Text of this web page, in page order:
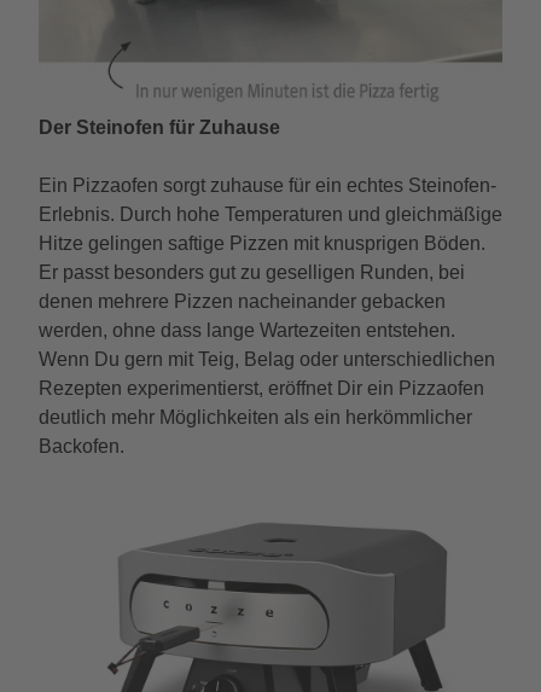
Der Steinofen für Zuhause
Ein Pizzaofen sorgt zuhause für ein echtes Steinofen-
Erlebnis. Durch hohe Temperaturen und gleichmäßige
Hitze gelingen saftige Pizzen mit knusprigen Böden.
Er passt besonders gut zu geselligen Runden, bei
denen mehrere Pizzen nacheinander gebacken
werden, ohne dass lange Wartezeiten entstehen.
Wenn Du gern mit Teig, Belag oder unterschiedlichen
Rezepten experimentierst, eröffnet Dir ein Pizzaofen
deutlich mehr Möglichkeiten als ein herkömmlicher
Backofen.